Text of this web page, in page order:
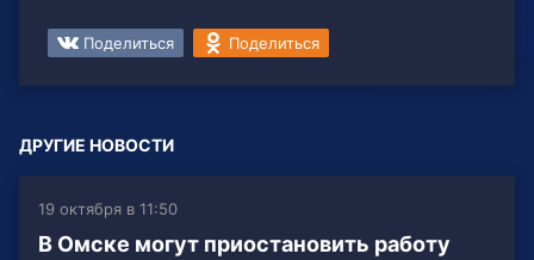
Поделиться Поделиться
ДРУГИЕ НОВОСТИ
19 октября в 11:50
В Омске могут приостановить работу